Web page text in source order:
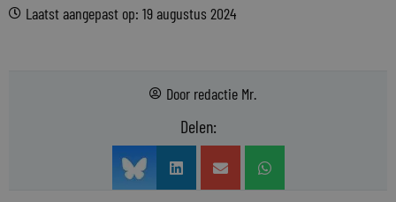
Laatst aangepast op: 19 augustus 2024
Door redactie Mr.
Delen: